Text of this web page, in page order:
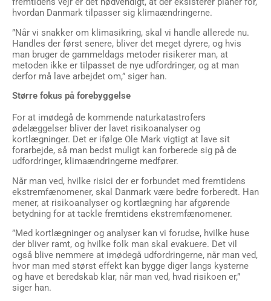
hvordan Danmark tilpasser sig klimaændringerne.
”Når vi snakker om klimasikring, skal vi handle allerede nu.
Handles der først senere, bliver det meget dyrere, og hvis
man bruger de gammeldags metoder risikerer man, at
metoden ikke er tilpasset de nye udfordringer, og at man
derfor må lave arbejdet om,” siger han.
Større fokus på forebyggelse
For at imødegå de kommende naturkatastrofers
ødelæggelser bliver der lavet risikoanalyser og
kortlægninger. Det er ifølge Ole Mark vigtigt at lave sit
forarbejde, så man bedst muligt kan forberede sig på de
udfordringer, klimaændringerne medfører.
Når man ved, hvilke risici der er forbundet med fremtidens
ekstremfænomener, skal Danmark være bedre forberedt. Han
mener, at risikoanalyser og kortlægning har afgørende
betydning for at tackle fremtidens ekstremfænomener.
”Med kortlægninger og analyser kan vi forudse, hvilke huse
der bliver ramt, og hvilke folk man skal evakuere. Det vil
også blive nemmere at imødegå udfordringerne, når man ved,
hvor man med størst effekt kan bygge diger langs kysterne
og have et beredskab klar, når man ved, hvad risikoen er,”
siger han.